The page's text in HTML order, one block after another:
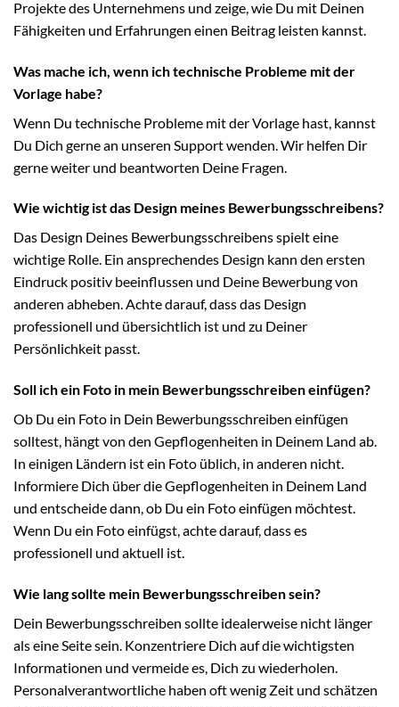
Projekte des Unternehmens und zeige, wie Du mit Deinen
Fähigkeiten und Erfahrungen einen Beitrag leisten kannst.
Was mache ich, wenn ich technische Probleme mit der
Vorlage habe?
Wenn Du technische Probleme mit der Vorlage hast, kannst
Du Dich gerne an unseren Support wenden. Wir helfen Dir
gerne weiter und beantworten Deine Fragen.
Wie wichtig ist das Design meines Bewerbungsschreibens?
Das Design Deines Bewerbungsschreibens spielt eine
wichtige Rolle. Ein ansprechendes Design kann den ersten
Eindruck positiv beeinflussen und Deine Bewerbung von
anderen abheben. Achte darauf, dass das Design
professionell und übersichtlich ist und zu Deiner
Persönlichkeit passt.
Soll ich ein Foto in mein Bewerbungsschreiben einfügen?
Ob Du ein Foto in Dein Bewerbungsschreiben einfügen
solltest, hängt von den Gepflogenheiten in Deinem Land ab.
In einigen Ländern ist ein Foto üblich, in anderen nicht.
Informiere Dich über die Gepflogenheiten in Deinem Land
und entscheide dann, ob Du ein Foto einfügen möchtest.
Wenn Du ein Foto einfügst, achte darauf, dass es
professionell und aktuell ist.
Wie lang sollte mein Bewerbungsschreiben sein?
Dein Bewerbungsschreiben sollte idealerweise nicht länger
als eine Seite sein. Konzentriere Dich auf die wichtigsten
Informationen und vermeide es, Dich zu wiederholen.
Personalverantwortliche haben oft wenig Zeit und schätzen